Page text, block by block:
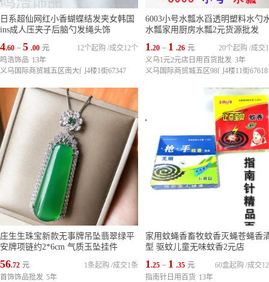
日系超仙网红小香蝴蝶结发夹女韩国
ins成人压夹子后脑勺发绳头饰
4.60 ~ 5 .00 元 成交12个
12个起购 /
鸣浩饰品 13年
义乌国际商贸城五区南大门4楼1街67347
6003小号水瓢水舀透明塑料水勺
水瓢家用厨房水瓢2元货源批发
1.20 ~ 1 .26 元 成交
20个起购 /
义乌1元2元店日用百货批发 3年
义乌国际商贸城五区98门4楼11街67618
庄生生珠宝新款无事牌吊坠翡翠绿平
安牌项链约2*6cm 气质玉坠挂件
56.72 元 成交1条
1条起购 /
首饰饰品批发 5年
家用蚊蝇香畜牧蚊香灭蝇苍蝇香
型 驱蚊儿童无味蚊香2元店
1.25 ~ 1 .35 元 成交
60盒起购 /
指南针日用百货 13年